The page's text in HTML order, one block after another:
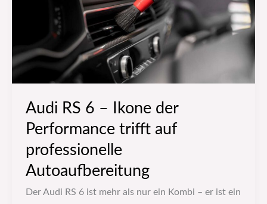
Audi RS 6 – Ikone der
Performance trifft auf
professionelle
Autoaufbereitung
Der Audi RS 6 ist mehr als nur ein Kombi – er ist ein
Performance
trifft
auf
professionelle